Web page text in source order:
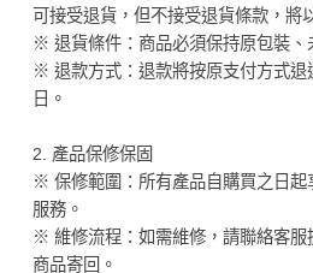
可接受退貨，但不接受退貨條款，將
※ 退貨條件：商品必須保持原包裝、
※ 退款方式：退款將按原支付方式退
日。
2. 產品保修保固
※ 保修範圍：所有產品自購買之日起
服務。
※ 維修流程：如需維修，請聯絡客服
商品寄回。